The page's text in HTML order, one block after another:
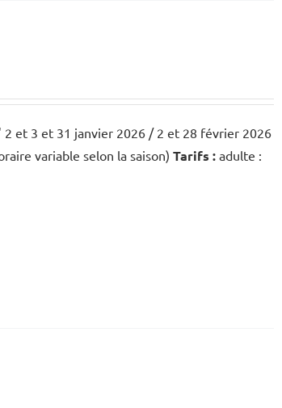
2 et 3 et 31 janvier 2026 / 2 et 28 février 2026
variable selon la saison)Tarifs : adulte :